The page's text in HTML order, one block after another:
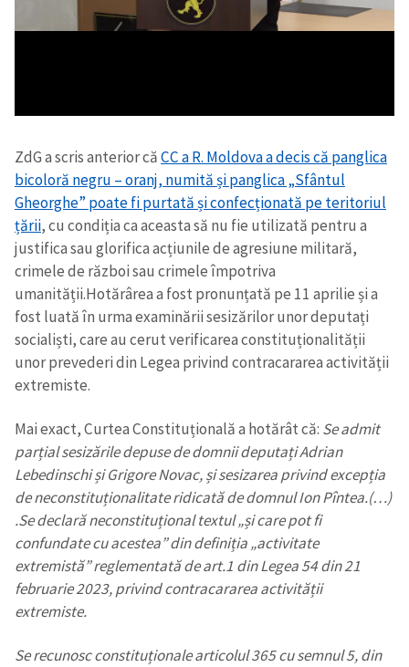
ZdG a scris anterior căCC a R. Moldova a decis că panglica
bicoloră negru – oranj, numită și panglica „Sfântul
Gheorghe” poate fi purtată și confecționată pe teritoriul
țării, cu condiția ca aceasta să nu fie utilizată pentru a
justifica sau glorifica acțiunile de agresiune militară,
crimele de război sau crimele împotriva
umanității.Hotărârea a fost pronunțată pe 11 aprilie și a
fost luată în urma examinării sesizărilor unor deputați
socialiști, care au cerut verificarea constituționalității
unor prevederi din Legea privind contracararea activității
extremiste.
Mai exact, Curtea Constituțională a hotărât că: Se admit
parțial sesizările depuse de domnii deputați Adrian
Lebedinschi și Grigore Novac, și sesizarea privind excepția
de neconstituționalitate ridicată de domnul Ion Pîntea.(…)
.Se declară neconstituțional textul „și care pot fi
confundate cu acestea” din definiția „activitate
extremistă” reglementată de art.1 din Legea 54 din 21
februarie 2023, privind contracararea activității
extremiste.
Se recunosc constituționale articolul 365 cu semnul 5, din